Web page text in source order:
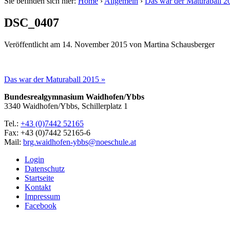
DSC_0407
Veröffentlicht am 14. November 2015 von Martina Schausberger
Das war der Maturaball 2015 »
Bundesrealgymnasium Waidhofen/Ybbs
3340 Waidhofen/Ybbs, Schillerplatz 1
Tel.: +43 (0)7442 52165
Fax: +43 (0)7442 52165-6
Mail: brg.waidhofen-ybbs@noeschule.at
Login
Datenschutz
Startseite
Kontakt
Impressum
Facebook